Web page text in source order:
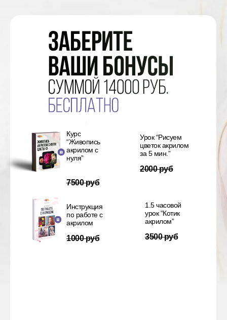
Курс
“Живопись
акрилом с
нуля”
Инструкция
по работе с
акрилом
Урок “Рисуем
цветок акрилом
за 5 мин.”
1.5 часовой
урок “Котик
акрилом”
7500 руб
1000 руб
2000 руб
3500 руб